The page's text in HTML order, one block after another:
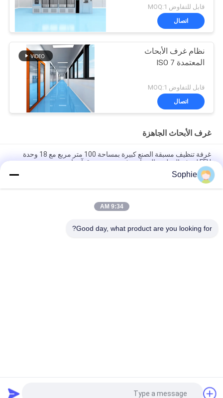
قابل للتفاوض MOQ:1
اتصال
نظام غرف الأبحاث
المعتمدة ISO 7
قابل للتفاوض MOQ:1
اتصال
غرف الأبحاث الجاهزة
غرفة تنظيف مسبقة الصنع كبيرة بمساحة 100 متر مربع مع 18 وحدة
FFU لغرفة التنظيف المعيارية في جنوب شرق آسيا
نظافة هواء الصيدلة في جنوب شرق آسيا
Sophie
9:34 AM
Good day, what product are you looking for?